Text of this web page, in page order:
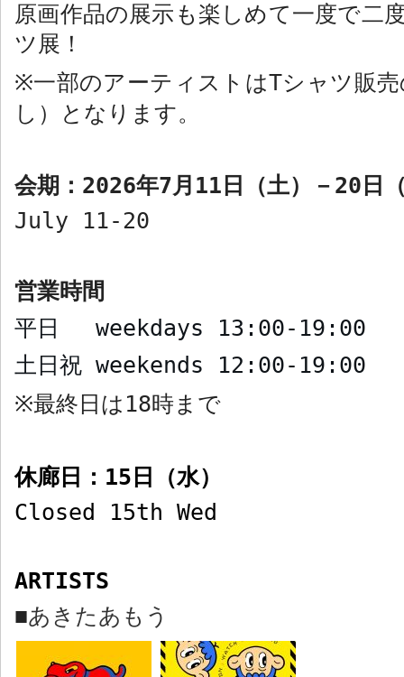
原画作品の展示も楽しめて一度で二
ツ展！
※一部のアーティストはTシャツ販
し）となります。
会期： 2026年7月 11 日（土）－ 20 日
July 11-20
営業時間
平日 weekdays
13:00-19:00
土日祝 weekends 12:00-19:00
※最終日は 18時まで
休廊日： 15 日（水）
Closed 15th Wed
ARTISTS
■あきたあもう